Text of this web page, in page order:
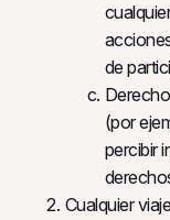
de
(por
percibir
Cualquier